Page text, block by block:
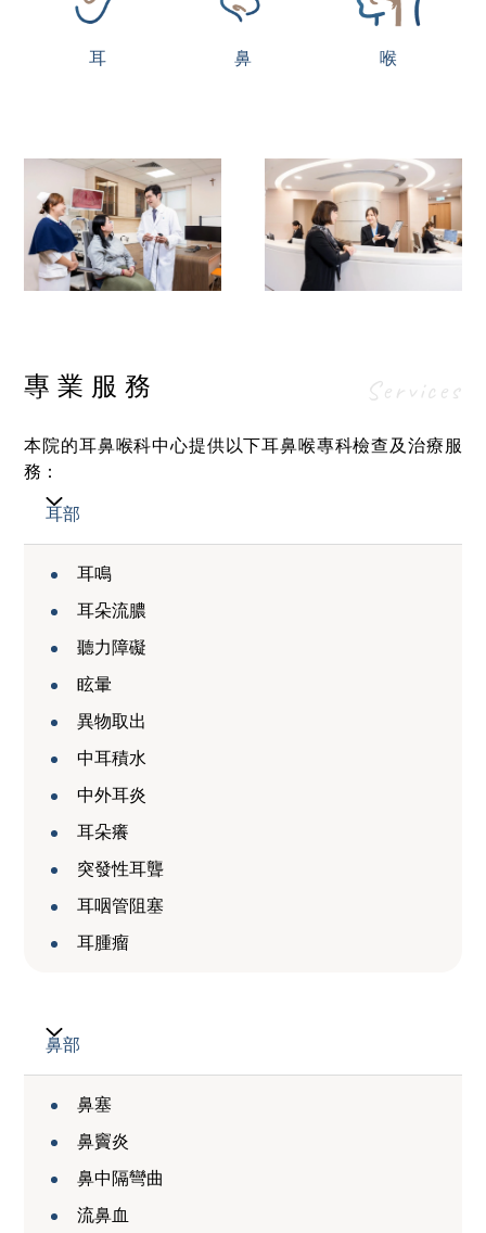
耳 鼻 喉
專業服務 Services
本院的耳鼻喉科中心提供以下耳鼻喉專科檢查及治療服
務：
耳部
耳鳴
耳朵流膿
聽力障礙
眩暈
異物取出
中耳積水
中外耳炎
耳朵癢
突發性耳聾
耳咽管阻塞
耳腫瘤
鼻部
鼻塞
鼻竇炎
鼻中隔彎曲
流鼻血